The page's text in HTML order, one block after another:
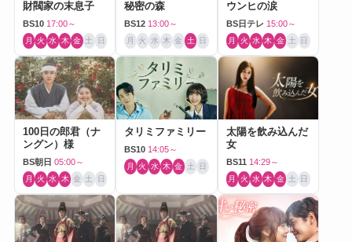
財閥家の末息子
BS10 17:00～
月 火 水 木 金 土 日
秘密の森
BS12 13:00～
月 火 水 木 金 土 日
ウンヒの涙
BS日テレ 15:00～
月 火 水 木 金 土 日
100日の郎君（ナ
ングン）様
BS朝日 05:00～
月 火 水 木 金 土 日
タリミファミリー
BS10 14:05～
月 火 水 木 金 土 日
太陽を飲み込んだ
女
BS11 14:29～
月 火 水 木 金 土 日